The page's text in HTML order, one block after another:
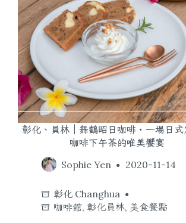
彰化、員林｜舞鶴昭日咖啡・一場日
咖啡下午茶的唯美饗宴
Sophie Yen
2020-11-14
彰化 Changhua
咖啡館, 彰化員林, 美食餐點